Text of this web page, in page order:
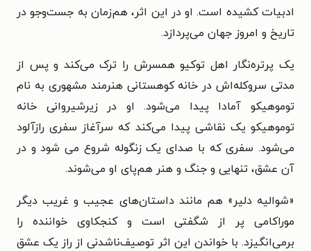
ادبیات کشیده است. او در این اثر، هم‌زمان به جست‌وجو در
تاریخ و امروز جهان می‌پردازد.
یک پرتره‌نگار اهل توکیو همسرش را ترک می‌کند و پس از
مدتی سروکله‌اش در خانه کوهستانی هنرمند مشهوری به نام
توموهیکو آمادا پیدا می‌شود. او در زیرشیروانی خانه
توموهیکو یک نقاشی پیدا می‌کند که سرآغاز سفری رازآلود
می‌شود. سفری که با صدای یک زنگوله شروع می شود و در
آن عشق، تنهایی و جنگ و هنر هم‌پای او می‌شوند.
«شوالیه دلیر» هم مانند داستان‌های عجیب و غریب دیگر
موراکامی پر از شگفتی است و کنجکاوی خواننده را
برمی‌انگیزد. با خواندن این اثر توصیف‌ناشدنی از راز یک عشق